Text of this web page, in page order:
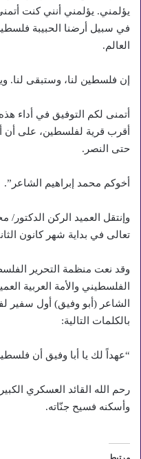
يؤلمني. يؤلمني أنني كنت
في سبيل أرضنا الحبيبة
العالم.
إن فلسطين لنا، وستبقى لنا.
أتمنى لكم التوفيق في أداء
أقرب قرية لفلسطين، على أن
حتى النصر.
أخوكم محمد إبراهيم الشاعر”.
وإنتقل العميد الركن الدكتور/
تعالى في بداية شهر كانون الثاني من العام
وقد نعت منظمة التحرير
الفلسطيني والأمة العربية
الشاعر (أبو وفيق) أول سفير
بالكلمات التالية:
“عهداً لك يا أبا وفيق أن
رحم الله القائد العسكري
وأسكنه فسيح جنّاته.